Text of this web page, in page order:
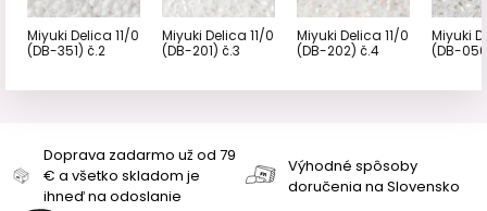
Miyuki Delica 11/0
(DB-351) č.2
Miyuki Delica 11/0
(DB-201) č.3
Miyuki Delica 11/0
(DB-202) č.4
Miyuki
(DB-
Doprava zadarmo už od 79
€ a všetko skladom je
ihneď na odoslanie
Výhodné spôsoby
doručenia na Slovensko